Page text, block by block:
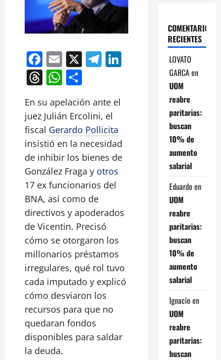
Facebook
Email
X Telegram
LinkedIn
Threads
WhatsApp
En su apelación ante el
juez Julián Ercolini, el
fiscal Gerardo Pollicita
insistió en la necesidad
de inhibir los bienes de
González Fraga y otros
17 ex funcionarios del
BNA, así como de
directivos y apoderados
de Vicentin. Precisó
cómo se otorgaron los
millonarios préstamos
irregulares, qué rol tuvo
cada imputado y explicó
cómo desviaron los
recursos para que no
quedaran fondos
disponibles para saldar
la deuda.
COMENTARIOS
RECIENTES
LOVATO
GARCAen
UOM
reabre
paritarias:
buscan
10% de
aumento
salarial
Eduardo en
UOM
reabre
paritarias:
buscan
10% de
aumento
salarial
Ignacio en
UOM
reabre
paritarias:
buscan